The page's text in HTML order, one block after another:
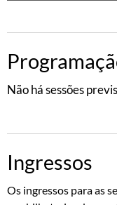
Não há sessões
Ingressos
Os ingressos para as